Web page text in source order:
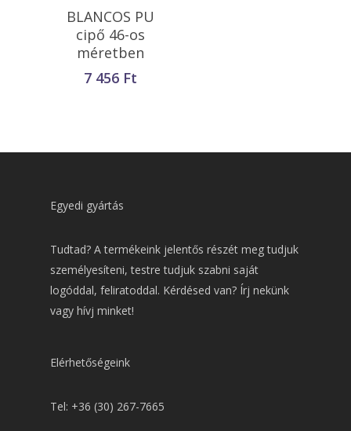
Kosárba
Teszem
BLANCOS PU
cipő 46-os
méretben
7 456 Ft
Egyedi gyártás
Tudtad? A termékeink jelentős részét meg tudjuk
személyesíteni, testre tudjuk szabni saját
logóddal, feliratoddal. Kérdésed van? Írj nekünk
vagy hívj minket!
Elérhetőségeink
Tel: +36 (30) 267-7665